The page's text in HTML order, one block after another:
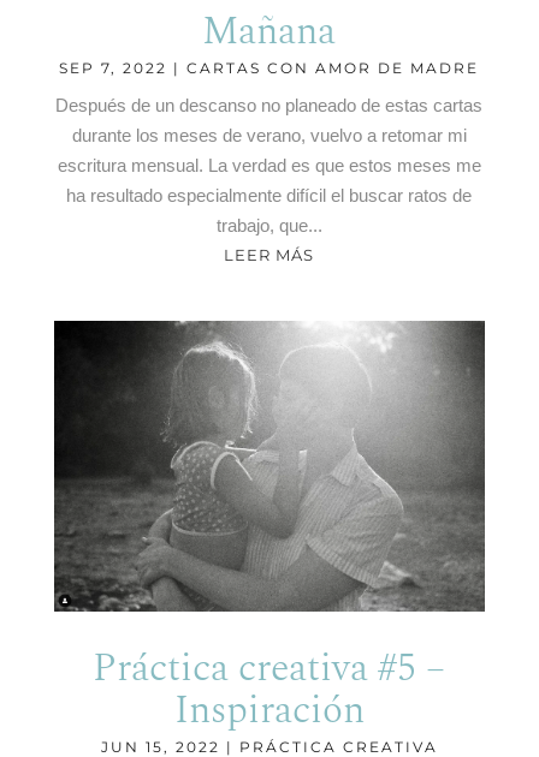
Mañana
SEP 7, 2022 |CARTAS CON AMOR DE MADRE
Después de un descanso no planeado de estas cartas
durante los meses de verano, vuelvo a retomar mi
escritura mensual. La verdad es que estos meses me
ha resultado especialmente difícil el buscar ratos de
trabajo, que...
LEER MÁS
Práctica creativa #5 –
Inspiración
JUN 15, 2022 | PRÁCTICA CREATIVA